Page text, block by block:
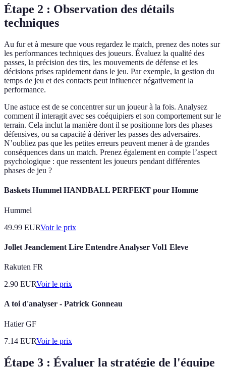
Étape 2 : Observation des détails
techniques
Au fur et à mesure que vous regardez le match, prenez des notes sur
les performances techniques des joueurs. Évaluez la qualité des
passes, la précision des tirs, les mouvements de défense et les
décisions prises rapidement dans le jeu. Par exemple, la gestion du
temps de jeu et des contacts peut influencer négativement la
performance.
Une astuce est de se concentrer sur un joueur à la fois. Analysez
comment il interagit avec ses coéquipiers et son comportement sur le
terrain. Cela inclut la manière dont il se positionne lors des phases
défensives, ou sa capacité à dériver les passes des adversaires.
N’oubliez pas que les petites erreurs peuvent mener à de grandes
conséquences dans un match. Prenez également en compte l’aspect
psychologique : que ressentent les joueurs pendant différentes
phases de jeu ?
Baskets Hummel HANDBALL PERFEKT pour Homme
Hummel
49.99 EURVoir le prix
Jollet Jeanclement Lire Entendre Analyser Vol1 Eleve
Rakuten FR
2.90 EURVoir le prix
A toi d'analyser - Patrick Gonneau
Hatier GF
7.14 EURVoir le prix
Étape 3 : Évaluer la stratégie de l'équipe